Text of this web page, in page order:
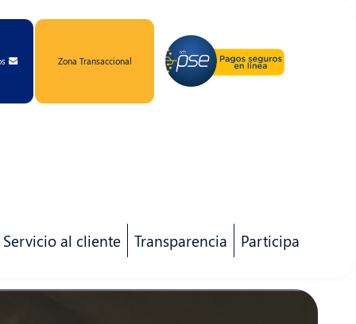
Zona Transaccional
Servicio al cliente Transparencia Participa